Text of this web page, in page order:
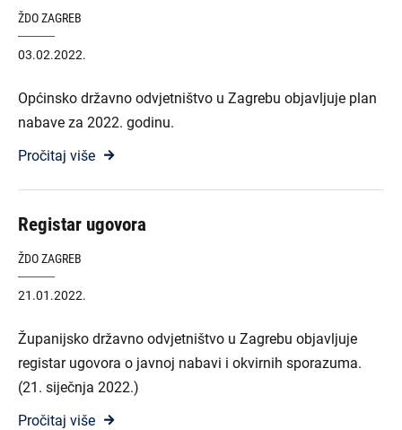
ŽDO ZAGREB
03.02.2022.
Općinsko državno odvjetništvo u Zagrebu objavljuje plan
nabave za 2022. godinu.
Pročitaj više
Registar ugovora
ŽDO ZAGREB
21.01.2022.
Županijsko državno odvjetništvo u Zagrebu objavljuje
registar ugovora o javnoj nabavi i okvirnih sporazuma.
(21. siječnja 2022.)
Pročitaj više